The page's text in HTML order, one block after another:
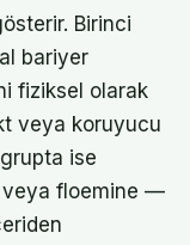
Birinci
bariyer
fiziksel olarak
veya koruyucu
ise
veya floemine —